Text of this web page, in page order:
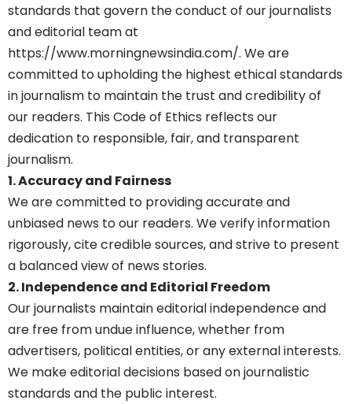
standards that govern the conduct of our journalists
and editorial team at
https://www.morningnewsindia.com/. We are
committed to upholding the highest ethical standards
in journalism to maintain the trust and credibility of
our readers. This Code of Ethics reflects our
dedication to responsible, fair, and transparent
journalism.
1. Accuracy and Fairness
We are committed to providing accurate and
unbiased news to our readers. We verify information
rigorously, cite credible sources, and strive to present
a balanced view of news stories.
2. Independence and Editorial Freedom
Our journalists maintain editorial independence and
are free from undue influence, whether from
advertisers, political entities, or any external interests.
We make editorial decisions based on journalistic
standards and the public interest.